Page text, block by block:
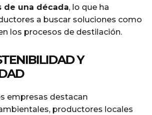
de una década, lo que ha
a buscar soluciones como
los procesos de destilación.
Y
empresas destacan
productores locales